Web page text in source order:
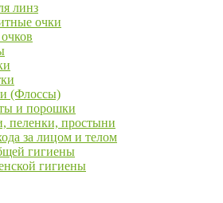
линз
очки
(Флоссы)
и порошки
пеленки, простыни
за лицом и телом
гигиены
гигиены